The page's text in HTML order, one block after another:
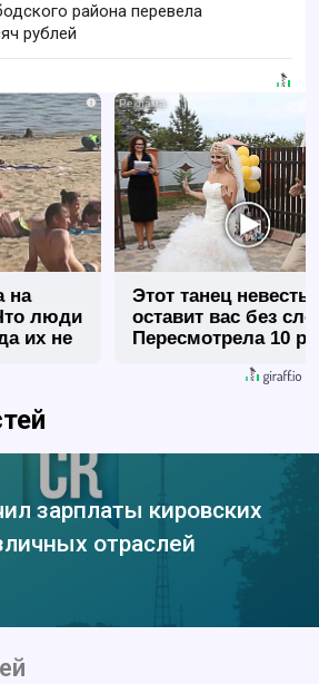
района перевела
рублей
i
на
люди
их не
Этот танец невесты
оставит вас без
Пересмотрела 10
зарплаты кировских
отраслей